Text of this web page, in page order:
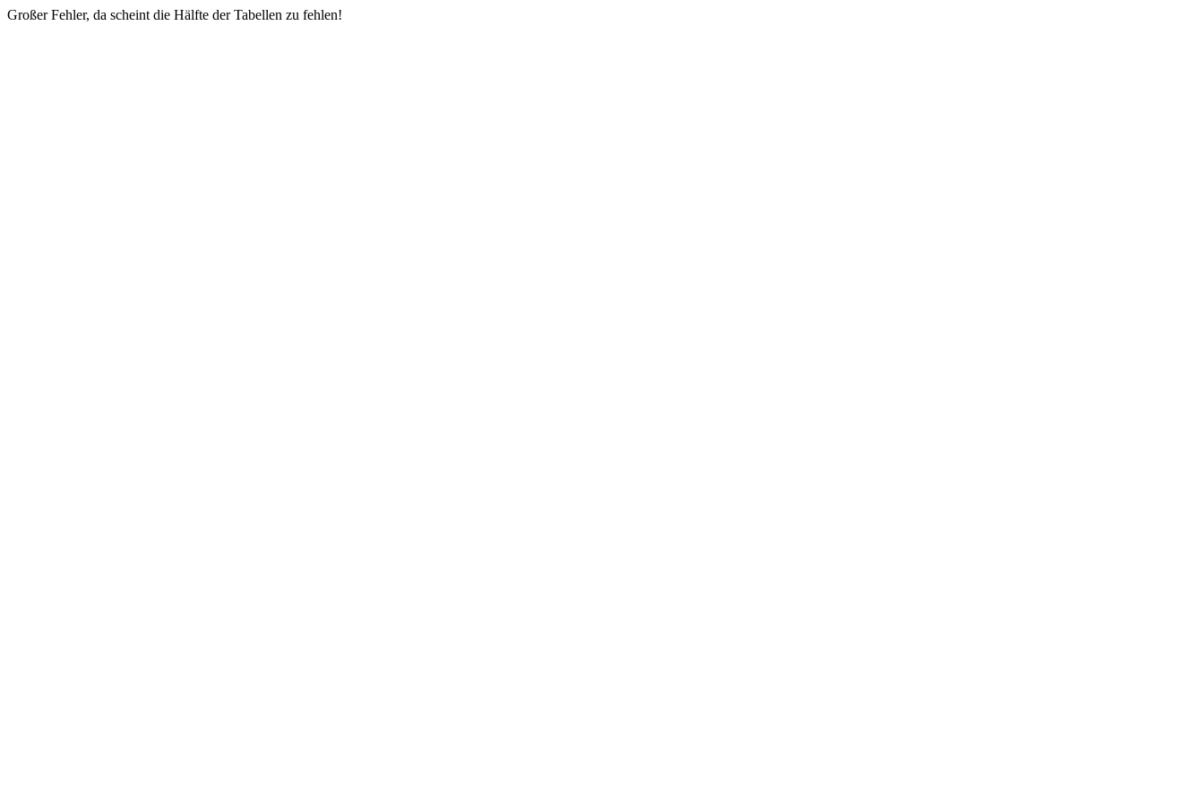
Großer Fehler, da scheint die Hälfte der Tabellen zu fehlen!